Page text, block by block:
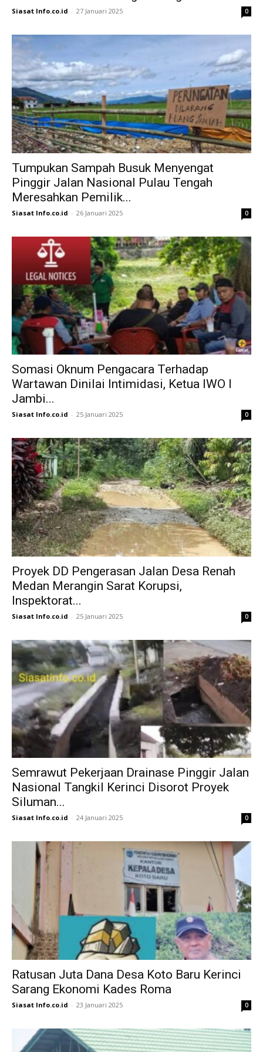
Siasat Info.co.id - 27 Januari 2025 0
Tumpukan Sampah Busuk Menyengat
Pinggir Jalan Nasional Pulau Tengah
Meresahkan Pemilik...
Siasat Info.co.id - 26 Januari 2025 0
Somasi Oknum Pengacara Terhadap
Wartawan Dinilai Intimidasi, Ketua IWO I
Jambi...
Siasat Info.co.id - 25 Januari 2025 0
Proyek DD Pengerasan Jalan Desa Renah
Medan Merangin Sarat Korupsi,
Inspektorat...
Siasat Info.co.id - 25 Januari 2025 0
Semrawut Pekerjaan Drainase Pinggir Jalan
Nasional Tangkil Kerinci Disorot Proyek
Siluman...
Siasat Info.co.id - 24 Januari 2025 0
Ratusan Juta Dana Desa Koto Baru Kerinci
Sarang Ekonomi Kades Roma
Siasat Info.co.id - 23 Januari 2025 0